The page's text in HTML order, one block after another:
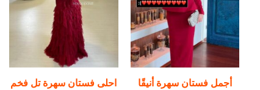
أجمل فستان سهرة أنيقًا
احلى فستان سهرة تل فخم